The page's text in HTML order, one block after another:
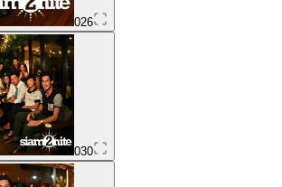
026
030